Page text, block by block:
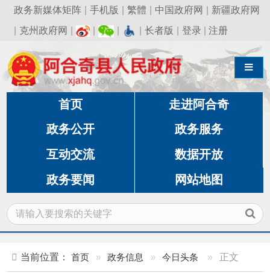
政务新媒体矩阵 | 手机版 繁體 | 中国政府网 | 新疆政府网
克州政府网 | | | 长者版 | 登录|注册
导航切换
首页 走进阿合奇
政务公开 政务服务
互动交流 数据开放
政务要闻 网站地图
当前位置： 首页 » 政务信息 » 今日头条 » 正文
习近平：前瞻布局和发展未来产